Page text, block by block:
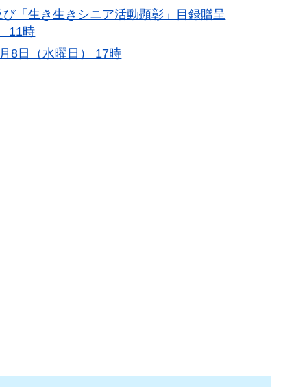
「生き生きシニア活動顕彰」目録贈呈
11時
8日（水曜日） 17時